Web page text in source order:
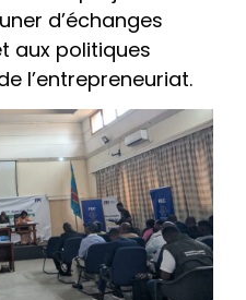
d’échanges
aux politiques
l’entrepreneuriat.